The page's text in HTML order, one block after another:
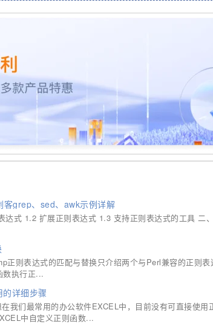
客grep、sed、awk示例详解
达式 1.2 扩展正则表达式 1.3 支持正则表达式的工具 二
正则表达式的匹配与替换只介绍两个与Perl兼容的正则
数执行正...
详细步骤
我们最常用的办公软件EXCEL中，目前没有可直接使
中自定义正则函数...